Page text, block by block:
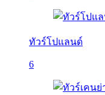
ทัวร์โปแลนด์
6